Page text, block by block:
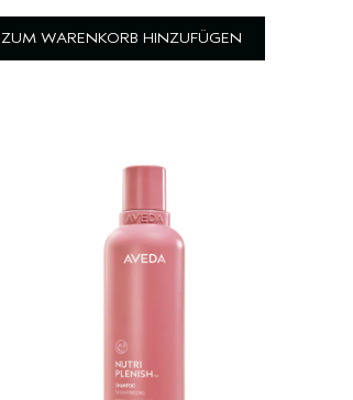
ZUM WARENKORB HINZUFÜGEN